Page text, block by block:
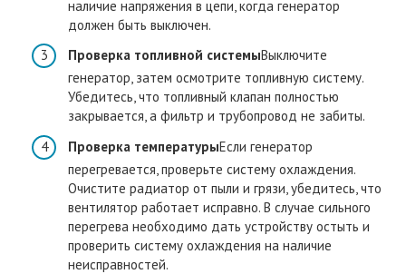
наличие напряжения в цепи, когда генератор
должен быть выключен.
Проверка топливной системыВыключите
генератор, затем осмотрите топливную систему.
Убедитесь, что топливный клапан полностью
закрывается, а фильтр и трубопровод не забиты.
Проверка температурыЕсли генератор
перегревается, проверьте систему охлаждения.
Очистите радиатор от пыли и грязи, убедитесь, что
вентилятор работает исправно. В случае сильного
перегрева необходимо дать устройству остыть и
проверить систему охлаждения на наличие
неисправностей.